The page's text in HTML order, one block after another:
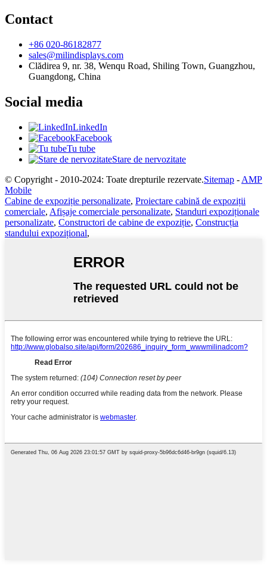
Contact
+86 020-86182877
sales@milindisplays.com
Clădirea 9, nr. 38, Wenqu Road, Shiling Town, Guangzhou,
Guangdong, China
Social media
LinkedIn
Facebook
Tu tube
Stare de nervozitate
© Copyright - 2010-2024: Toate drepturile rezervate.Sitemap - AMP
Mobile
Cabine de expoziție personalizate, Proiectare cabină de expoziții
comerciale, Afișaje comerciale personalizate, Standuri expoziționale
personalizate, Constructori de cabine de expoziție, Construcția
standului expozițional,